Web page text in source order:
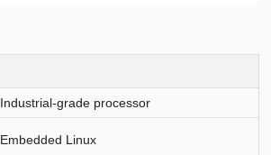
Industrial-grade processor
Embedded Linux